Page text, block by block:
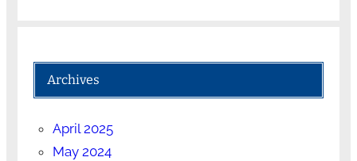
Archives
April 2025
May 2024